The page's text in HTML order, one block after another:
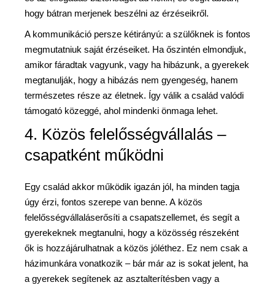
hogy bátran merjenek beszélni az érzéseikről.
A kommunikáció persze kétirányú: a szülőknek is fontos
megmutatniuk saját érzéseiket. Ha őszintén elmondjuk,
amikor fáradtak vagyunk, vagy ha hibázunk, a gyerekek
megtanulják, hogy a hibázás nem gyengeség, hanem
természetes része az életnek. Így válik a család valódi
támogató közeggé, ahol mindenki önmaga lehet.
4. Közös felelősségvállalás –
csapatként működni
Egy család akkor működik igazán jól, ha minden tagja
úgy érzi, fontos szerepe van benne. A közös
felelősségvállaláserősíti a csapatszellemet, és segít a
gyerekeknek megtanulni, hogy a közösség részeként
ők is hozzájárulhatnak a közös jóléthez. Ez nem csak a
házimunkára vonatkozik – bár már az is sokat jelent, ha
a gyerekek segítenek az asztalterítésben vagy a